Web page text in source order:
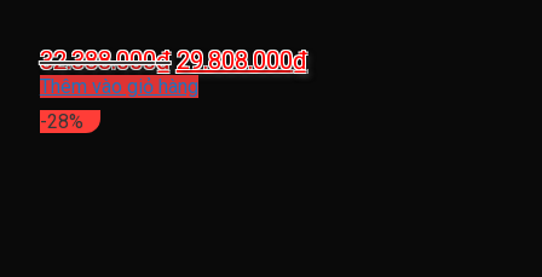
32.388.000₫ Giá
gốc
29.808.000₫Giá
Thêm vào giỏ hàng
-28%